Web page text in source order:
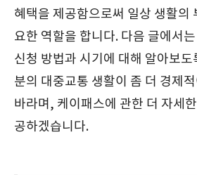
혜택을 제공함으로써 일상 생활의
요한 역할을 합니다. 다음 글에서
신청 방법과 시기에 대해 알아보도
분의 대중교통 생활이 좀 더 경제
바라며, 케이패스에 관한 더 자세
공하겠습니다.